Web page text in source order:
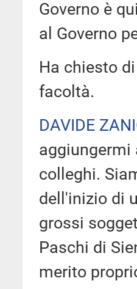
Governo è
al Governo
Ha chiesto
facoltà.
DAVIDE
aggiungermi
colleghi.
dell'inizio di
grossi
Paschi di
merito